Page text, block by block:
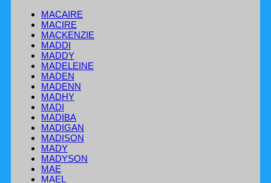
MACAIRE
MACIRE
MACKENZIE
MADDI
MADDY
MADELEINE
MADEN
MADENN
MADHY
MADI
MADIBA
MADIGAN
MADISON
MADY
MADYSON
MAE
MAEL